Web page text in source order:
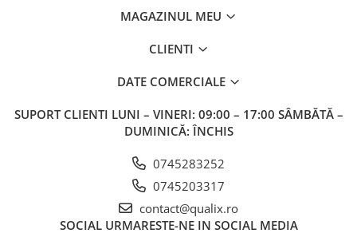
MAGAZINUL MEU
CLIENTI
DATE COMERCIALE
SUPORT CLIENTI LUNI – VINERI: 09:00 – 17:00 SÂMBĂTĂ –
DUMINICĂ: ÎNCHIS
0745283252
0745203317
contact@qualix.ro
SOCIAL URMARESTE-NE IN SOCIAL MEDIA